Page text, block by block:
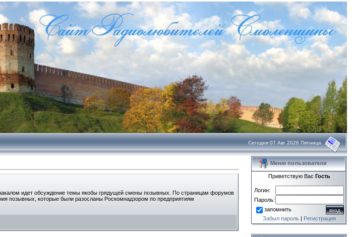
Сегодня 07 Авг 2026 Пятница
идет обсуждение темы якобы грядущей смены позывных. По страницам форумов
позывных, которые были разосланы Роскомнадзором по предприятиям
Меню пользователя
Приветствую Вас Гость
Логин:
Пароль:
запомнить
Забыл пароль| Регистрация